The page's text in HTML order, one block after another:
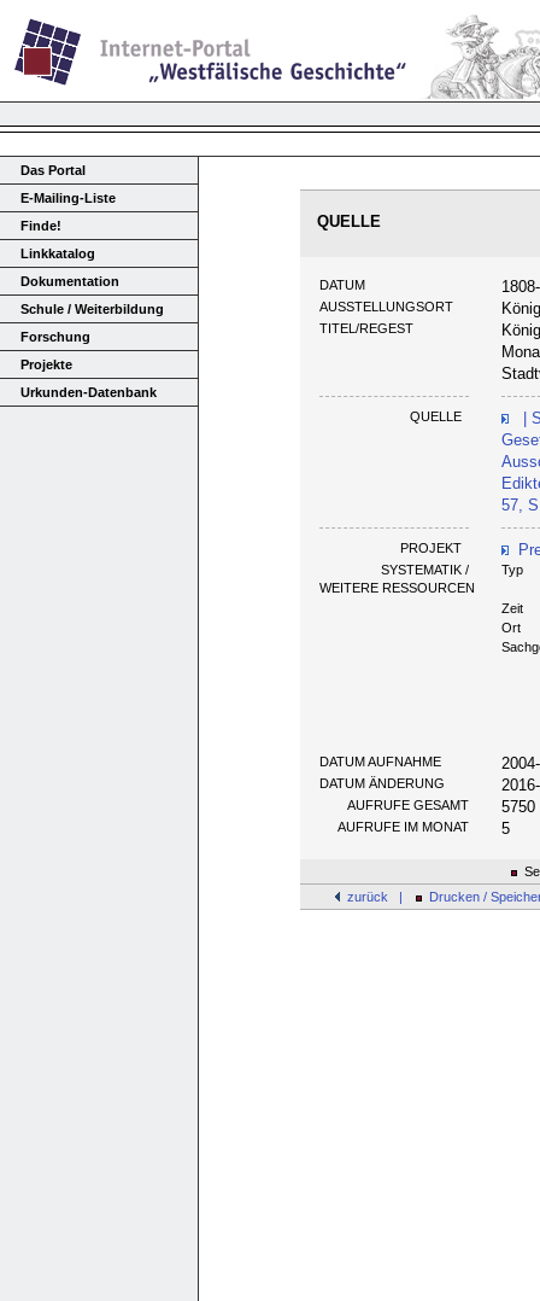
Das Portal
E-Mailing-Liste
Finde!
Linkkatalog
Dokumentation
Schule / Weiterbildung
Forschung
Projekte
Urkunden-Datenbank
QUELLE
DATUM
AUSSTELLUNGSORT
TITEL/REGEST
QUELLE
|
57,
PROJEKT
SYSTEMATIK /
WEITERE RESSOURCEN
Typ
Zeit
Ort
DATUM AUFNAHME
DATUM ÄNDERUNG
AUFRUFE GESAMT 5750
AUFRUFE IM MONAT 5
zurück |
Drucken /